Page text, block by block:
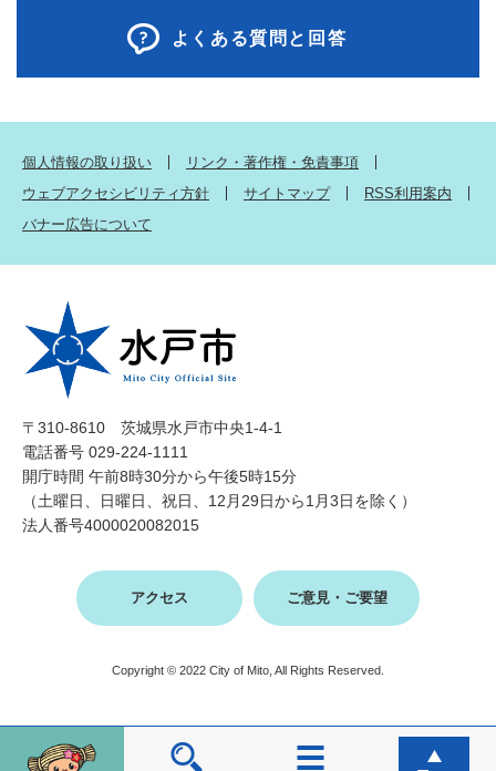
よくある質問と回答
個人情報の取り扱い
リンク・著作権・免責事項
ウェブアクセシビリティ方針
サイトマップ
RSS利用案内
バナー広告について
〒310-8610 茨城県水戸市中央1-4-1
電話番号 029-224-1111
開庁時間 午前8時30分から午後5時15分
（土曜日、日曜日、祝日、12月29日から1月3日を除く）
法人番号4000020082015
アクセス ご意見・ご要望
Copyright © 2022 City of Mito, All Rights Reserved.